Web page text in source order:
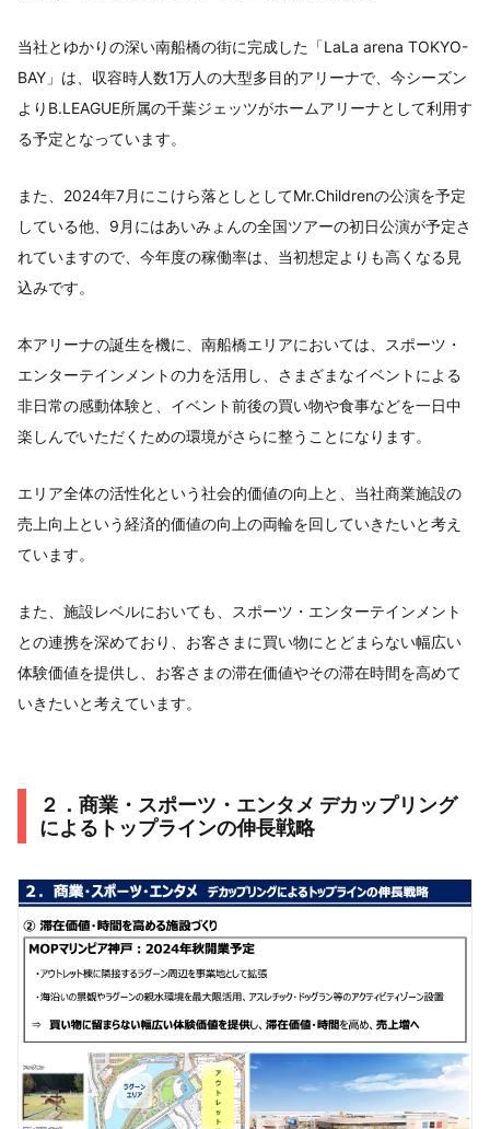
当社とゆかりの深い南船橋の街に完成した「LaLa arena TOKYO-
BAY」は、収容時人数1万人の大型多目的アリーナで、今シーズン
よりB.LEAGUE所属の千葉ジェッツがホームアリーナとして利用す
る予定となっています。
また、2024年7月にこけら落としとしてMr.Childrenの公演を予定
している他、9月にはあいみょんの全国ツアーの初日公演が予定さ
れていますので、今年度の稼働率は、当初想定よりも高くなる見
込みです。
本アリーナの誕生を機に、南船橋エリアにおいては、スポーツ・
エンターテインメントの力を活用し、さまざまなイベントによる
非日常の感動体験と、イベント前後の買い物や食事などを一日中
楽しんでいただくための環境がさらに整うことになります。
エリア全体の活性化という社会的価値の向上と、当社商業施設の
売上向上という経済的価値の向上の両輪を回していきたいと考え
ています。
また、施設レベルにおいても、スポーツ・エンターテインメント
との連携を深めており、お客さまに買い物にとどまらない幅広い
体験価値を提供し、お客さまの滞在価値やその滞在時間を高めて
いきたいと考えています。
２．商業・スポーツ・エンタメ デカップリング
によるトップラインの伸長戦略